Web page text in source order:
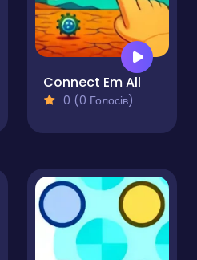
Connect Em All
0 (0 Голосів)